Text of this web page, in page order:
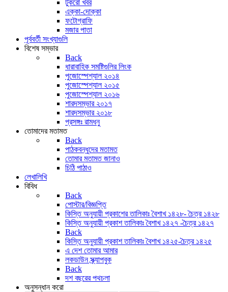
টুকরো খবর
এক্কা-দোক্কা
ফটোগ্রাফি
মজার পাতা
পূর্ববর্তী সংখ্যাগুলি
বিশেষ সম্ভার
Back
ধারাবাহিক সমষ্টিগুলির লিংক
পুজোস্পেশ্যাল ২০১৪
পুজোস্পেশ্যাল ২০১৫
পুজোস্পেশ্যাল ২০১৬
শারদসম্ভার ২০১৭
শারদসম্ভার ২০১৮
প্রসঙ্গঃ রামধনু
তোমাদের মতামত
Back
পাঠকবন্ধুদের মতামত
তোমার মতামত জানাও
চিঠি পাঠাও
লেখালিখি
বিবিধ
Back
পোস্টার/বিজ্ঞপ্তি
কিস্তি অনুযায়ী প্রকাশের তালিকাঃ বৈশাখ ১৪২৮- চৈত্র ১৪২৮
কিস্তি অনুযায়ী প্রকাশ তালিকাঃ বৈশাখ ১৪২৭ -চৈত্র ১৪২৭
Back
কিস্তি অনুযায়ী প্রকাশ তালিকাঃ বৈশাখ ১৪২৫-চৈত্র ১৪২৫
এ দেশ তোমার আমার
লকডাউন স্ক্র্যাপবুক
Back
দশ বছরের পথচলা
অনুসন্ধান করো